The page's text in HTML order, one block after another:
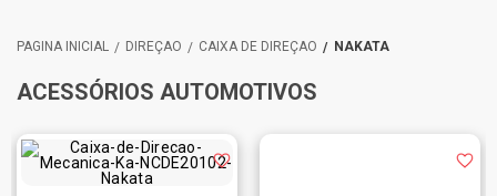
DIREÇÃO CAIXA DE DIREÇÃO NAKATA
ACESSÓRIOS AUTOMOTIVOS